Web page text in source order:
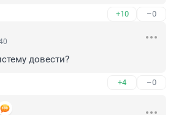
+10 –0
довести?
+4 –0